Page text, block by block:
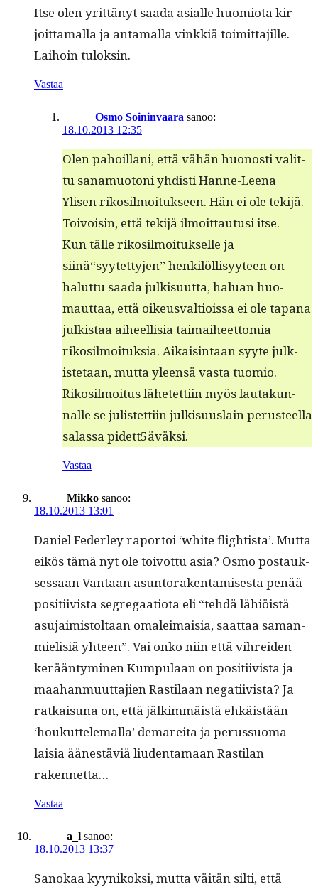
Itse olen yrit­tänyt saa­da asialle huomio­ta kir­
joit­ta­mal­la ja anta­mal­la vinkkiä toimit­ta­jille.
Lai­hoin tuloksin.
Vastaa
Osmo Soininvaara sanoo:
18.10.2013 12:35
Olen pahoil­lani, että vähän huonos­ti valit­
tu sana­muo­toni yhdisti Hanne-Leena
Ylisen rikosil­moituk­seen. Hän ei ole tek­i­jä.
Toivoisin, että tek­i­jä ilmoit­tau­tusi itse.
Kun tälle rikosil­moituk­selle ja
siinä“syytettyjen” henkilöl­lisyy­teen on
halut­tu saa­da julk­isu­ut­ta, halu­an huo­
maut­taa, että oikeusval­tiois­sa ei ole tapana
julk­istaa aiheel­lisia taimai­heet­to­mia
rikosil­moituk­sia. Aikaisin­taan syyte julk­
iste­taan, mut­ta yleen­sä vas­ta tuomio.
Rikosil­moi­tus lähetet­ti­in myös lau­takun­
nalle se julis­tet­ti­in julk­isu­us­lain perus­teel­la
salas­sa pidett5äväksi.
Vastaa
Mikko sanoo:
18.10.2013 13:01
Daniel Fed­er­ley rapor­toi ‘white flight­ista’. Mut­ta
eikös tämä nyt ole toiv­ot­tu asia? Osmo postauk­
ses­saan Van­taan asun­torak­en­tamis­es­ta penää
posi­ti­ivista seg­re­gaa­tio­ta eli “tehdä lähiöistä
asu­jaimis­toltaan oma­leimaisia, saat­taa saman­
mielisiä yhteen”. Vai onko niin että vihrei­den
kerään­tymi­nen Kumpu­laan on posi­ti­ivista ja
maa­han­muut­ta­jien Rasti­laan negati­ivista? Ja
ratkaisuna on, että jälkim­mäistä ehkäistään
‘houkut­tele­mal­la’ demare­i­ta ja perus­suo­ma­
laisia äänestäviä liu­den­ta­maan Rasti­lan
rakennetta…
Vastaa
a_l sanoo:
18.10.2013 13:37
Sanokaa kyynikok­si, mut­ta väitän silti, että